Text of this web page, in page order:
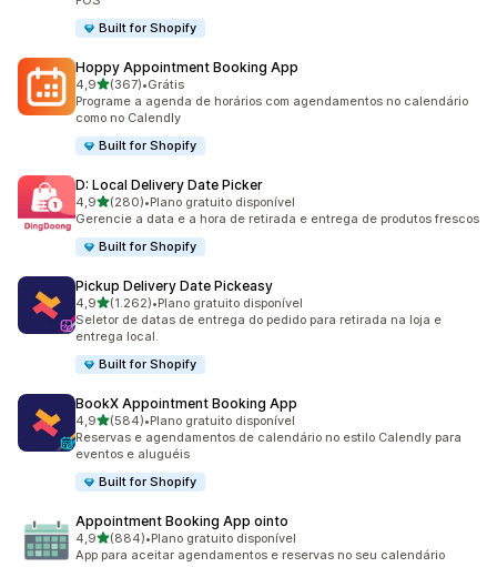
Built for Shopify
Hoppy Appointment Booking App
4,9de 5 estrelas
(367)
367 avaliações ao todo
•Grátis
Programe a agenda de horários com agendamentos no calendário
como no Calendly
Built for Shopify
D: Local Delivery Date Picker
4,9de 5 estrelas
(280)
280 avaliações ao todo
•Plano gratuito disponível
Gerencie a data e a hora de retirada e entrega de produtos frescos
Built for Shopify
Pickup Delivery Date Pickeasy
4,9de 5 estrelas
(1.262)
1262 avaliações ao todo
•Plano gratuito disponível
Seletor de datas de entrega do pedido para retirada na loja e
entrega local.
Built for Shopify
BookX Appointment Booking App
4,9de 5 estrelas
(584)
584 avaliações ao todo
•Plano gratuito disponível
Reservas e agendamentos de calendário no estilo Calendly para
eventos e aluguéis
Built for Shopify
Appointment Booking App ointo
4,9de 5 estrelas
(884)
884 avaliações ao todo
•Plano gratuito disponível
App para aceitar agendamentos e reservas no seu calendário